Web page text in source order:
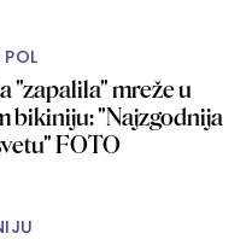
"zapalila" mreže u
bikiniju: "Najzgodnija
FOTO